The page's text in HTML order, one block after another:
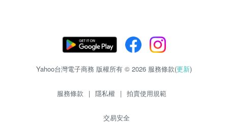
Yahoo台灣電子商務 版權所有 © 2026 服務條款(更新)
服務條款 | 隱私權 | 拍賣使用規範
交易安全